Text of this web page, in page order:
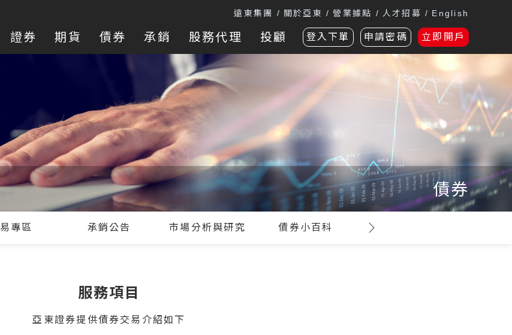
遠東集團 關於亞東 營業據點 人才招募 English
證券 期貨 債券 承銷 股務代理 投顧 登入下單 申請密碼 立即開戶
債券
專區 承銷公告 市場分析與研究 債券小百科
服務項目
亞東證券提供債券交易介紹如下